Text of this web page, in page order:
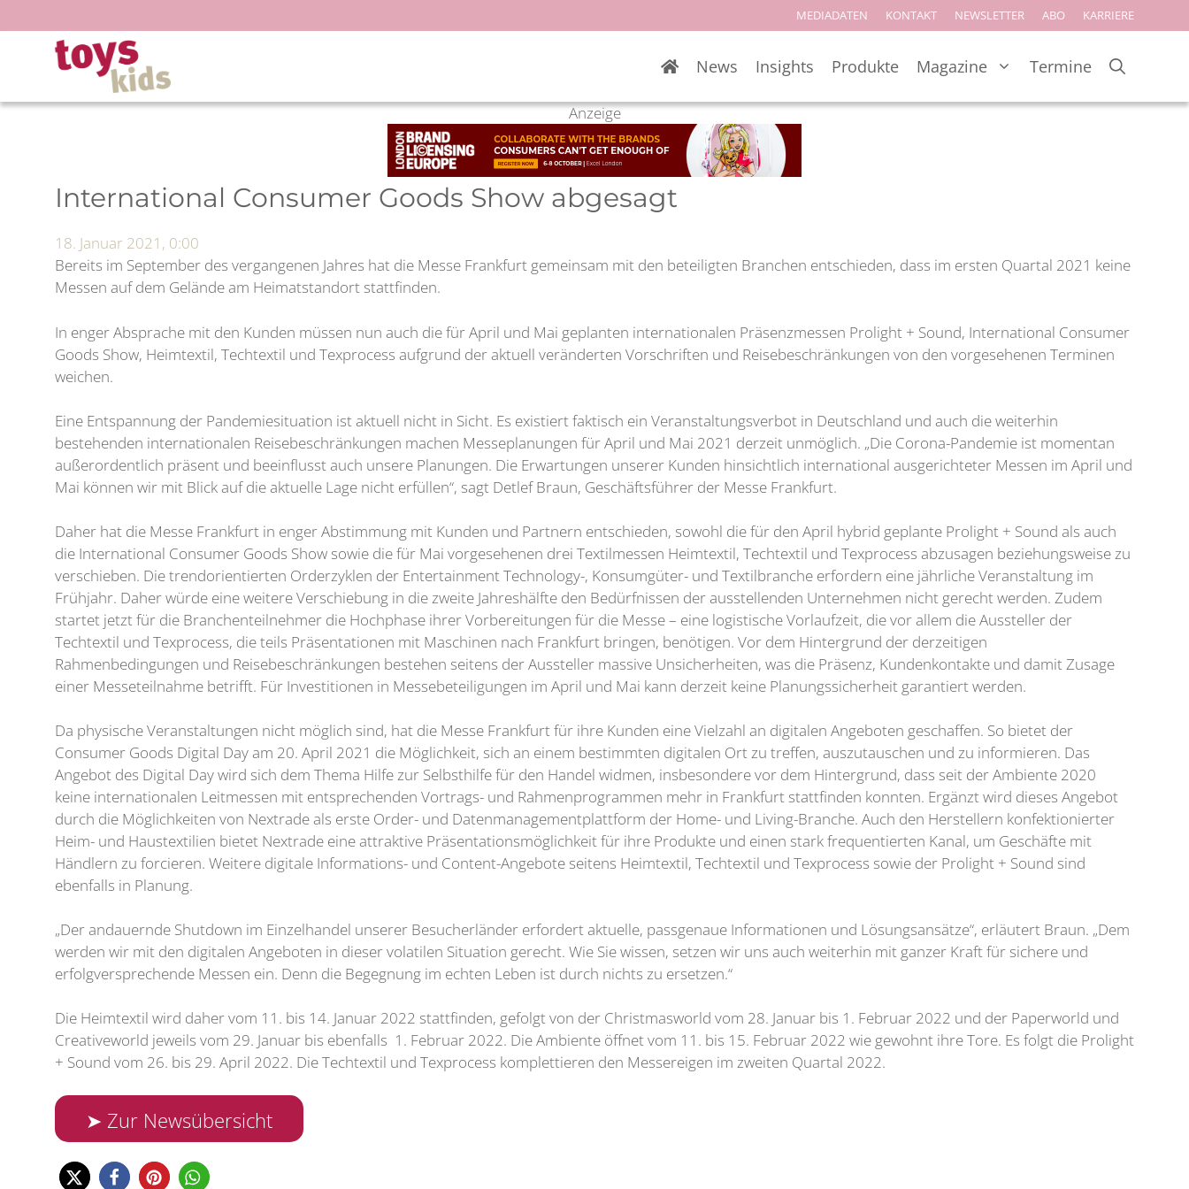
Inhalt
springen
MEDIADATEN KONTAKT NEWSLETTER ABO KARRIERE
News Insights Produkte Magazine Termine
Anzeige
International Consumer Goods Show abgesagt
18. Januar 2021, 0:00
Bereits im September des vergangenen Jahres hat die Messe Frankfurt gemeinsam mit den beteiligten Branchen entschieden, dass im ersten Quartal 2021 keine
Messen auf dem Gelände am Heimatstandort stattfinden.
In enger Absprache mit den Kunden müssen nun auch die für April und Mai geplanten internationalen Präsenzmessen Prolight + Sound, International Consumer
Goods Show, Heimtextil, Techtextil und Texprocess aufgrund der aktuell veränderten Vorschriften und Reisebeschränkungen von den vorgesehenen Terminen
weichen.
Eine Entspannung der Pandemiesituation ist aktuell nicht in Sicht. Es existiert faktisch ein Veranstaltungsverbot in Deutschland und auch die weiterhin
bestehenden internationalen Reisebeschränkungen machen Messeplanungen für April und Mai 2021 derzeit unmöglich. „Die Corona-Pandemie ist momentan
außerordentlich präsent und beeinflusst auch unsere Planungen. Die Erwartungen unserer Kunden hinsichtlich international ausgerichteter Messen im April und
Mai können wir mit Blick auf die aktuelle Lage nicht erfüllen“, sagt Detlef Braun, Geschäftsführer der Messe Frankfurt.
Daher hat die Messe Frankfurt in enger Abstimmung mit Kunden und Partnern entschieden, sowohl die für den April hybrid geplante Prolight + Sound als auch
die International Consumer Goods Show sowie die für Mai vorgesehenen drei Textilmessen Heimtextil, Techtextil und Texprocess abzusagen beziehungsweise zu
verschieben. Die trendorientierten Orderzyklen der Entertainment Technology-, Konsumgüter- und Textilbranche erfordern eine jährliche Veranstaltung im
Frühjahr. Daher würde eine weitere Verschiebung in die zweite Jahreshälfte den Bedürfnissen der ausstellenden Unternehmen nicht gerecht werden. Zudem
startet jetzt für die Branchenteilnehmer die Hochphase ihrer Vorbereitungen für die Messe – eine logistische Vorlaufzeit, die vor allem die Aussteller der
Techtextil und Texprocess, die teils Präsentationen mit Maschinen nach Frankfurt bringen, benötigen. Vor dem Hintergrund der derzeitigen
Rahmenbedingungen und Reisebeschränkungen bestehen seitens der Aussteller massive Unsicherheiten, was die Präsenz, Kundenkontakte und damit Zusage
einer Messeteilnahme betrifft. Für Investitionen in Messebeteiligungen im April und Mai kann derzeit keine Planungssicherheit garantiert werden.
Da physische Veranstaltungen nicht möglich sind, hat die Messe Frankfurt für ihre Kunden eine Vielzahl an digitalen Angeboten geschaffen. So bietet der
Consumer Goods Digital Day am 20. April 2021 die Möglichkeit, sich an einem bestimmten digitalen Ort zu treffen, auszutauschen und zu informieren. Das
Angebot des Digital Day wird sich dem Thema Hilfe zur Selbsthilfe für den Handel widmen, insbesondere vor dem Hintergrund, dass seit der Ambiente 2020
keine internationalen Leitmessen mit entsprechenden Vortrags- und Rahmenprogrammen mehr in Frankfurt stattfinden konnten. Ergänzt wird dieses Angebot
durch die Möglichkeiten von Nextrade als erste Order- und Datenmanagementplattform der Home- und Living-Branche. Auch den Herstellern konfektionierter
Heim- und Haustextilien bietet Nextrade eine attraktive Präsentationsmöglichkeit für ihre Produkte und einen stark frequentierten Kanal, um Geschäfte mit
Händlern zu forcieren. Weitere digitale Informations- und Content-Angebote seitens Heimtextil, Techtextil und Texprocess sowie der Prolight + Sound sind
ebenfalls in Planung.
„Der andauernde Shutdown im Einzelhandel unserer Besucherländer erfordert aktuelle, passgenaue Informationen und Lösungsansätze“, erläutert Braun. „Dem
werden wir mit den digitalen Angeboten in dieser volatilen Situation gerecht. Wie Sie wissen, setzen wir uns auch weiterhin mit ganzer Kraft für sichere und
erfolgversprechende Messen ein. Denn die Begegnung im echten Leben ist durch nichts zu ersetzen.“
Die Heimtextil wird daher vom 11. bis 14. Januar 2022 stattfinden, gefolgt von der Christmasworld vom 28. Januar bis 1. Februar 2022 und der Paperworld und
Creativeworld jeweils vom 29. Januar bis ebenfalls 1. Februar 2022. Die Ambiente öffnet vom 11. bis 15. Februar 2022 wie gewohnt ihre Tore. Es folgt die Prolight
+ Sound vom 26. bis 29. April 2022. Die Techtextil und Texprocess komplettieren den Messereigen im zweiten Quartal 2022.
➤ Zur Newsübersicht